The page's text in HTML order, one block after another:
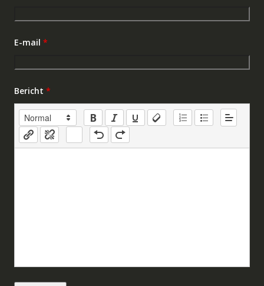
E-mail *
Bericht *